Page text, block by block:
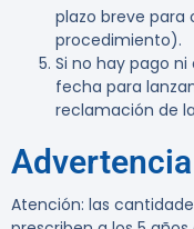
plazo breve para
procedimiento).
Si no hay pago
fecha para
reclamación de
Atención: las